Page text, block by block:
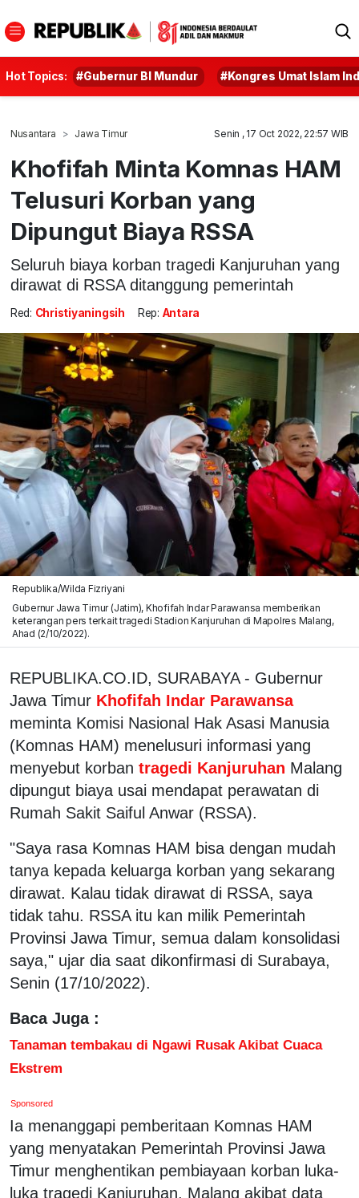
Hot Topics: #Gubernur BI Mundur #Kongres Umat Islam
Nusantara Jawa Timur Senin , 17 Oct 2022, 22:57 WIB
Khofifah Minta Komnas HAM
Telusuri Korban yang
Dipungut Biaya RSSA
Seluruh biaya korban tragedi Kanjuruhan yang
dirawat di RSSA ditanggung pemerintah
Red: Christiyaningsih Rep: Antara
Republika/Wilda Fizriyani
Gubernur Jawa Timur (Jatim), Khofifah Indar Parawansa memberikan
keterangan pers terkait tragedi Stadion Kanjuruhan di Mapolres Malang,
Ahad (2/10/2022).
REPUBLIKA.CO.ID, SURABAYA - Gubernur
Jawa Timur Khofifah Indar Parawansa
meminta Komisi Nasional Hak Asasi Manusia
(Komnas HAM) menelusuri informasi yang
menyebut korban tragedi Kanjuruhan Malang
dipungut biaya usai mendapat perawatan di
Rumah Sakit Saiful Anwar (RSSA).
"Saya rasa Komnas HAM bisa dengan mudah
tanya kepada keluarga korban yang sekarang
dirawat. Kalau tidak dirawat di RSSA, saya
tidak tahu. RSSA itu kan milik Pemerintah
Provinsi Jawa Timur, semua dalam konsolidasi
saya," ujar dia saat dikonfirmasi di Surabaya,
Senin (17/10/2022).
Baca Juga :
Tanaman tembakau di Ngawi Rusak Akibat Cuaca
Ekstrem
Sponsored
Ia menanggapi pemberitaan Komnas HAM
yang menyatakan Pemerintah Provinsi Jawa
Timur menghentikan pembiayaan korban luka-
luka tragedi Kanjuruhan, Malang akibat data